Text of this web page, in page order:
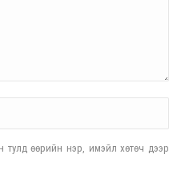
тулд өөрийн нэр, имэйл хөтөч дээр